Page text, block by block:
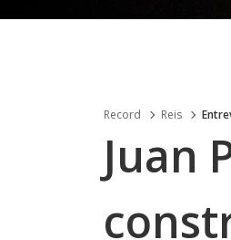
Record Reis
Juan